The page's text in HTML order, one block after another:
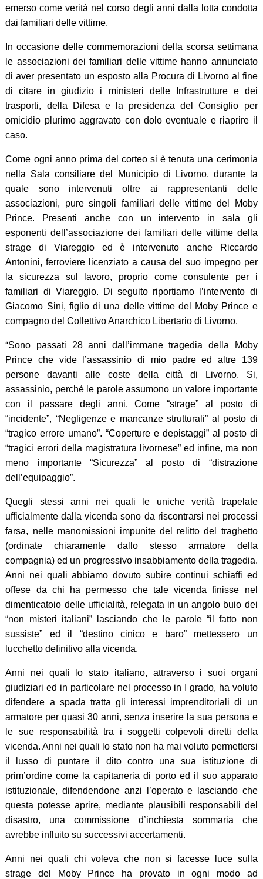
emerso come verità nel corso degli anni dalla lotta condotta
dai familiari delle vittime.
In occasione delle commemorazioni della scorsa settimana
le associazioni dei familiari delle vittime hanno annunciato
di aver presentato un esposto alla Procura di Livorno al fine
di citare in giudizio i ministeri delle Infrastrutture e dei
trasporti, della Difesa e la presidenza del Consiglio per
omicidio plurimo aggravato con dolo eventuale e riaprire il
caso.
Come ogni anno prima del corteo si è tenuta una cerimonia
nella Sala consiliare del Municipio di Livorno, durante la
quale sono intervenuti oltre ai rappresentanti delle
associazioni, pure singoli familiari delle vittime del Moby
Prince. Presenti anche con un intervento in sala gli
esponenti dell’associazione dei familiari delle vittime della
strage di Viareggio ed è intervenuto anche Riccardo
Antonini, ferroviere licenziato a causa del suo impegno per
la sicurezza sul lavoro, proprio come consulente per i
familiari di Viareggio. Di seguito riportiamo l’intervento di
Giacomo Sini, figlio di una delle vittime del Moby Prince e
compagno del Collettivo Anarchico Libertario di Livorno.
“Sono passati 28 anni dall’immane tragedia della Moby
Prince che vide l’assassinio di mio padre ed altre 139
persone davanti alle coste della città di Livorno. Si,
assassinio, perché le parole assumono un valore importante
con il passare degli anni. Come “strage” al posto di
“incidente”, “Negligenze e mancanze strutturali” al posto di
“tragico errore umano”. “Coperture e depistaggi” al posto di
“tragici errori della magistratura livornese” ed infine, ma non
meno importante “Sicurezza” al posto di “distrazione
dell’equipaggio”.
Quegli stessi anni nei quali le uniche verità trapelate
ufficialmente dalla vicenda sono da riscontrarsi nei processi
farsa, nelle manomissioni impunite del relitto del traghetto
(ordinate chiaramente dallo stesso armatore della
compagnia) ed un progressivo insabbiamento della tragedia.
Anni nei quali abbiamo dovuto subire continui schiaffi ed
offese da chi ha permesso che tale vicenda finisse nel
dimenticatoio delle ufficialità, relegata in un angolo buio dei
“non misteri italiani” lasciando che le parole “il fatto non
sussiste” ed il “destino cinico e baro” mettessero un
lucchetto definitivo alla vicenda.
Anni nei quali lo stato italiano, attraverso i suoi organi
giudiziari ed in particolare nel processo in I grado, ha voluto
difendere a spada tratta gli interessi imprenditoriali di un
armatore per quasi 30 anni, senza inserire la sua persona e
le sue responsabilità tra i soggetti colpevoli diretti della
vicenda. Anni nei quali lo stato non ha mai voluto permettersi
il lusso di puntare il dito contro una sua istituzione di
prim’ordine come la capitaneria di porto ed il suo apparato
istituzionale, difendendone anzi l’operato e lasciando che
questa potesse aprire, mediante plausibili responsabili del
disastro, una commissione d’inchiesta sommaria che
avrebbe influito su successivi accertamenti.
Anni nei quali chi voleva che non si facesse luce sulla
strage del Moby Prince ha provato in ogni modo ad